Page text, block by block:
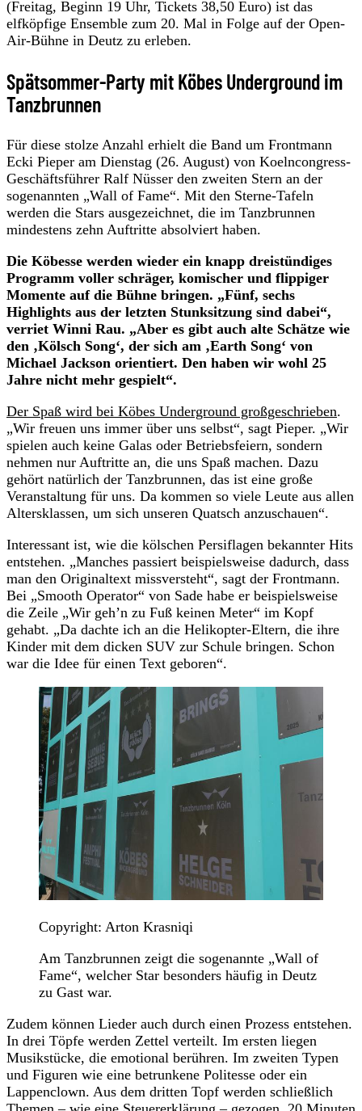
(Freitag, Beginn 19 Uhr, Tickets 38,50 Euro) ist das
elfköpfige Ensemble zum 20. Mal in Folge auf der Open-
Air-Bühne in Deutz zu erleben.
Spätsommer-Party mit Köbes Underground im
Tanzbrunnen
Für diese stolze Anzahl erhielt die Band um Frontmann
Ecki Pieper am Dienstag (26. August) von Koelncongress-
Geschäftsführer Ralf Nüsser den zweiten Stern an der
sogenannten „Wall of Fame“. Mit den Sterne-Tafeln
werden die Stars ausgezeichnet, die im Tanzbrunnen
mindestens zehn Auftritte absolviert haben.
Die Köbesse werden wieder ein knapp dreistündiges
Programm voller schräger, komischer und flippiger
Momente auf die Bühne bringen. „Fünf, sechs
Highlights aus der letzten Stunksitzung sind dabei“,
verriet Winni Rau. „Aber es gibt auch alte Schätze wie
den ‚Kölsch Song‘, der sich am ‚Earth Song‘ von
Michael Jackson orientiert. Den haben wir wohl 25
Jahre nicht mehr gespielt“.
Der Spaß wird bei Köbes Underground großgeschrieben.
„Wir freuen uns immer über uns selbst“, sagt Pieper. „Wir
spielen auch keine Galas oder Betriebsfeiern, sondern
nehmen nur Auftritte an, die uns Spaß machen. Dazu
gehört natürlich der Tanzbrunnen, das ist eine große
Veranstaltung für uns. Da kommen so viele Leute aus allen
Altersklassen, um sich unseren Quatsch anzuschauen“.
Interessant ist, wie die kölschen Persiflagen bekannter Hits
entstehen. „Manches passiert beispielsweise dadurch, dass
man den Originaltext missversteht“, sagt der Frontmann.
Bei „Smooth Operator“ von Sade habe er beispielsweise
die Zeile „Wir geh’n zu Fuß keinen Meter“ im Kopf
gehabt. „Da dachte ich an die Helikopter-Eltern, die ihre
Kinder mit dem dicken SUV zur Schule bringen. Schon
war die Idee für einen Text geboren“.
Copyright: Arton Krasniqi
Am Tanzbrunnen zeigt die sogenannte „Wall of
Fame“, welcher Star besonders häufig in Deutz
zu Gast war.
Zudem können Lieder auch durch einen Prozess entstehen.
In drei Töpfe werden Zettel verteilt. Im ersten liegen
Musikstücke, die emotional berühren. Im zweiten Typen
und Figuren wie eine betrunkene Politesse oder ein
Lappenclown. Aus dem dritten Topf werden schließlich